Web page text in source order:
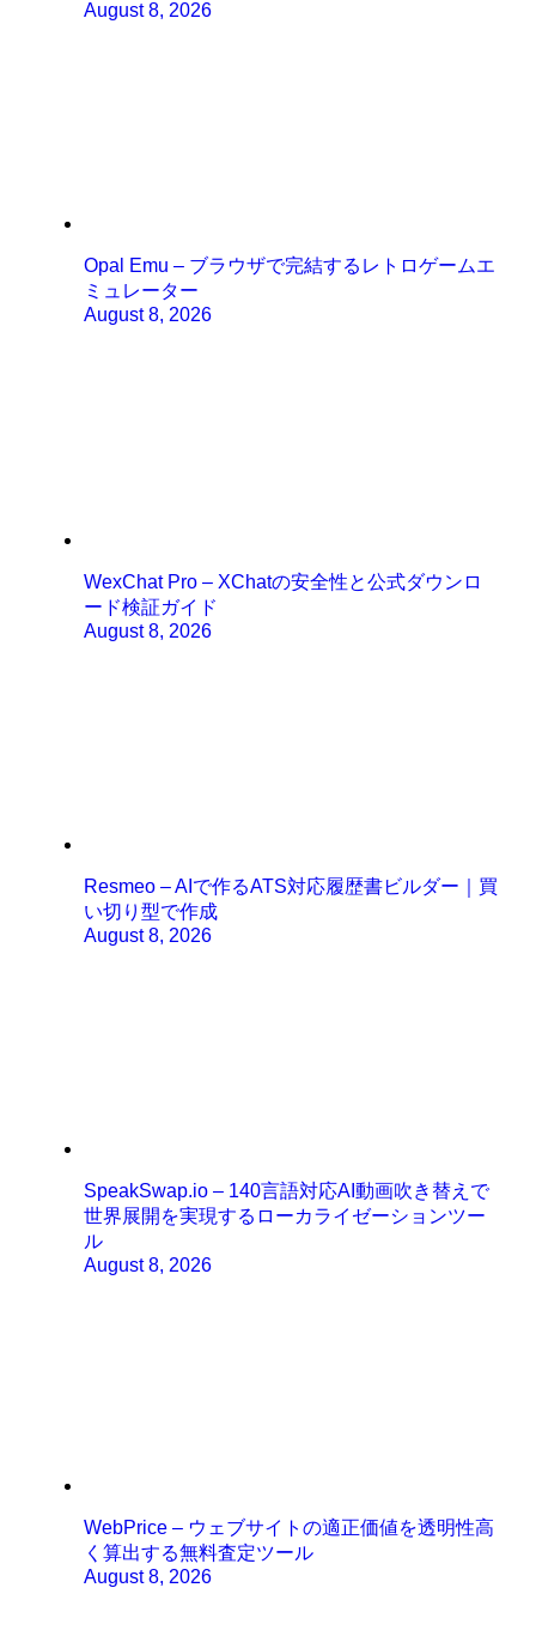
August 8, 2026
Opal Emu – ブラウザで完結するレトロゲームエ
ミュレーター
August 8, 2026
WexChat Pro – XChatの安全性と公式ダウンロ
ード検証ガイド
August 8, 2026
Resmeo – AIで作るATS対応履歴書ビルダー｜買
い切り型で作成
August 8, 2026
SpeakSwap.io – 140言語対応AI動画吹き替えで
世界展開を実現するローカライゼーションツー
ル
August 8, 2026
WebPrice – ウェブサイトの適正価値を透明性高
く算出する無料査定ツール
August 8, 2026